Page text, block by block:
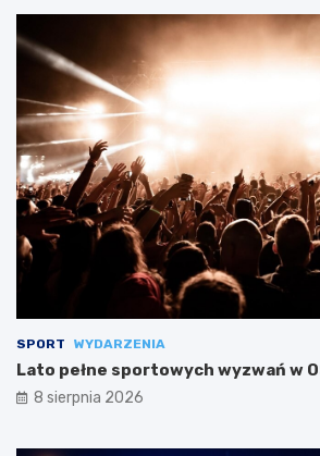
SPORT WYDARZENIA
Lato pełne sportowych wyzwań w
8 sierpnia 2026